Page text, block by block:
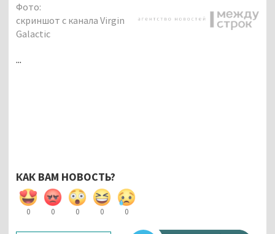
Фото:
скриншот с канала Virgin
Galactic
...
КАК ВАМ НОВОСТЬ?
0 0 0 0 0